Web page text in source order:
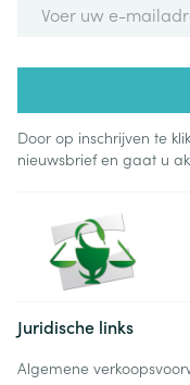
Door op inschrijven te
nieuwsbrief en gaat u
Juridische links
Algemene